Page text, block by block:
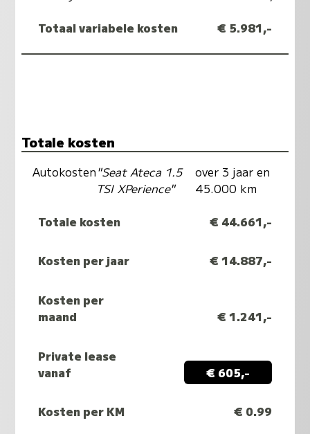
Totaal variabele kosten € 5.981,-
Totale kosten
Autokosten"Seat Ateca 1.5
TSI XPerience"
over 3 jaar en
45.000 km
Totale kosten € 44.661,-
Kosten per jaar € 14.887,-
Kosten per
maand
€ 1.241,-
Private lease
vanaf
€ 605,-
Kosten per KM € 0.99